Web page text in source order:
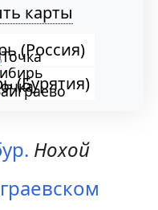
карты
Нохой